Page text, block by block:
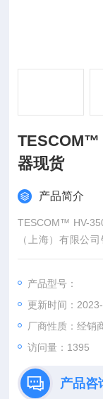
TESCOM™
器现货
产品简介
TESCOM™ HV-
（上海）有限公
货，价格好，欢迎
产品型号：
更新时间：
厂商性质：经销
访问量：1395
产品咨